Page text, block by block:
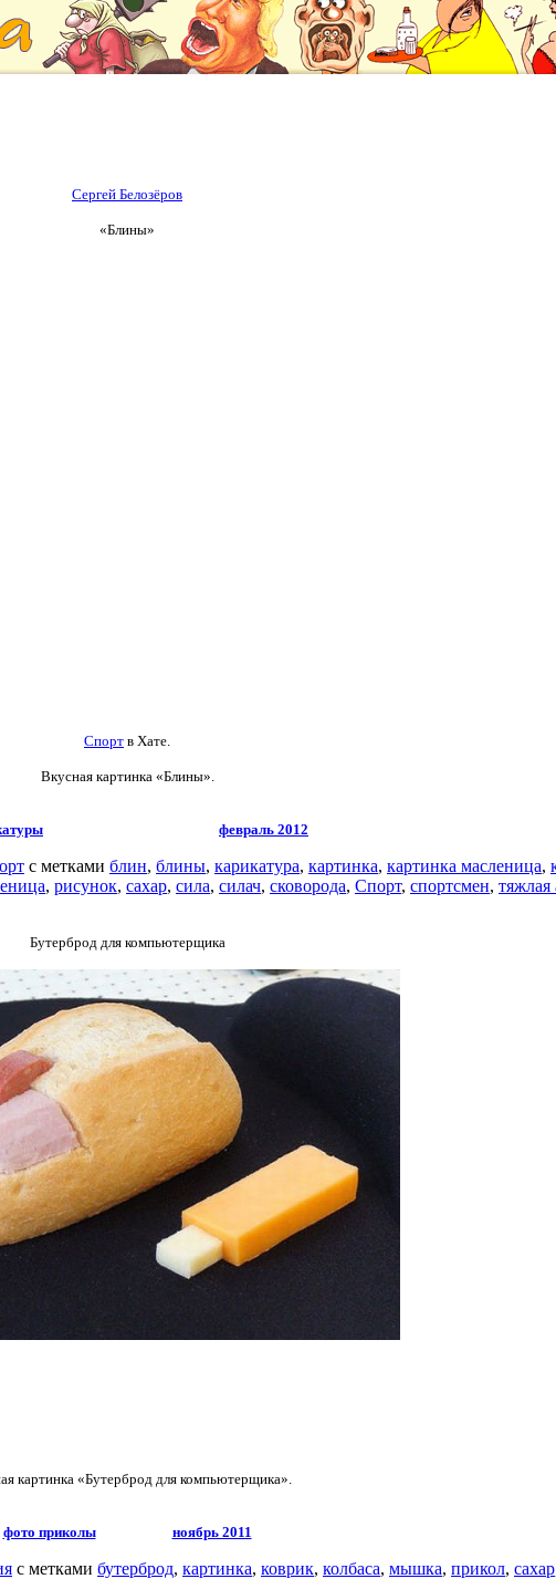
Сергей Белозёров
«Блины»
Спорт в Хате.
Вкусная картинка «Блины».
февраль 2012
с метками блин, блины, карикатура, картинка, картинка масленица,
, рисунок, сахар, сила, силач, сковорода, Спорт, спортсмен, тяжлая
Бутерброд для компьютерщика
картинка «Бутерброд для компьютерщика».
фото приколы ноябрь 2011
с метками бутерброд, картинка, коврик, колбаса, мышка, прикол, сахар